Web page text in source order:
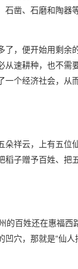
凿、石磨和陶器
，便开始用剩余
速耕种，也不需
个经济社会，从
祥云，上有五位
子赠予百姓、把
的百姓还在惠福西
穴，那就是“仙